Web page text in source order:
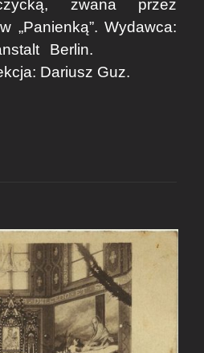
zwana przez
„Panienką”. Wydawca:
Berlin.
Dariusz Guz.